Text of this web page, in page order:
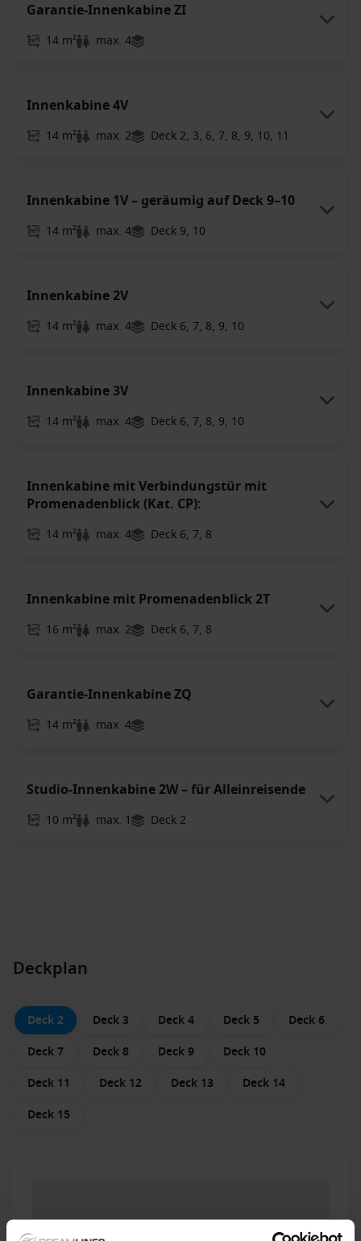
Garantie-Innenkabine ZI
14 m² max. 4
Innenkabine 4V
14 m² max. 2 Deck 2, 3, 6, 7, 8, 9, 10, 11
Innenkabine 1V – geräumig auf Deck 9–10
14 m² max. 4 Deck 9, 10
Innenkabine 2V
14 m² max. 4 Deck 6, 7, 8, 9, 10
Innenkabine 3V
14 m² max. 4 Deck 6, 7, 8, 9, 10
Innenkabine mit Verbindungstür mit
Promenadenblick (Kat. CP):
14 m² max. 4 Deck 6, 7, 8
Innenkabine mit Promenadenblick 2T
16 m² max. 2 Deck 6, 7, 8
Garantie-Innenkabine ZQ
14 m² max. 4
Studio-Innenkabine 2W – für Alleinreisende
10 m² max. 1 Deck 2
Deckplan
Deck 2 Deck 3 Deck 4 Deck 5
Deck 6
Deck 7
Deck 8 Deck 9
Deck 10
Deck 11
Deck 12 Deck 13
Deck 14
Deck 15